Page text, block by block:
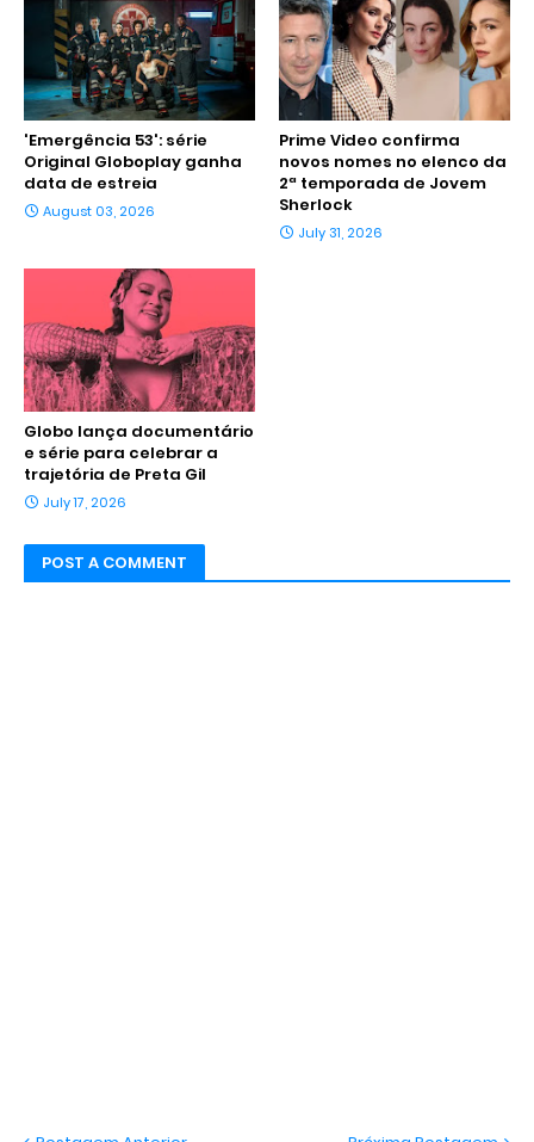
'Emergência 53': série
Original Globoplay ganha
data de estreia
August 03, 2026
Prime Video confirma
novos nomes no elenco da
2ª temporada de Jovem
Sherlock
July 31, 2026
Globo lança documentário
e série para celebrar a
trajetória de Preta Gil
July 17, 2026
POST A COMMENT